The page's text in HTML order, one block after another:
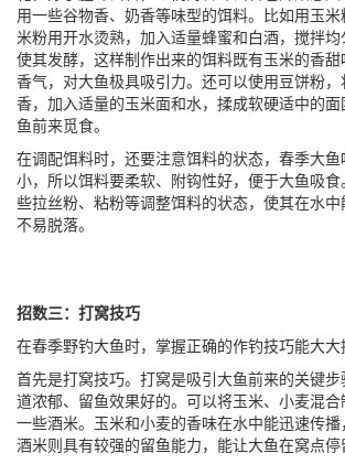
用一些谷物香、奶香等味型的饵料。比如用玉
米粉用开水烫熟，加入适量蜂蜜和白酒，搅拌
使其发酵，这样制作出来的饵料既有玉米的香
香气，对大鱼极具吸引力。还可以使用豆饼粉
香，加入适量的玉米面和水，揉成软硬适中的
鱼前来觅食。
在调配饵料时，还要注意饵料的状态，春季大
小，所以饵料要柔软、附钩性好，便于大鱼吸
些拉丝粉、粘粉等调整饵料的状态，使其在水中
不易脱落。
招数三：打窝技巧
在春季野钓大鱼时，掌握正确的作钓技巧能大大
首先是打窝技巧。打窝是吸引大鱼前来的关键
道浓郁、留鱼效果好的。可以将玉米、小麦混
一些酒米。玉米和小麦的香味在水中能迅速传播
酒米则具有较强的留鱼能力，能让大鱼在窝点停